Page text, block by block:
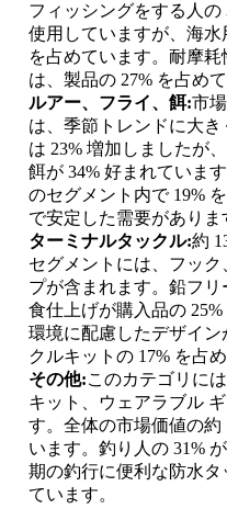
フィッシングをする人
使用していますが、海
を占めています。耐摩
は、製品の 27% を占めて
ルアー、フライ、餌:市
は、季節トレンドに大
は 23% 増加しましたが
餌が 34% 好まれていま
のセグメント内で 19%
で安定した需要がありま
ターミナルタックル:約
セグメントには、フッ
プが含まれます。鉛フ
食仕上げが購入品の
環境に配慮したデザイ
クルキットの 17% を占
その他:このカテゴリに
キット、ウェアラブル
す。全体の市場価値の約
います。釣り人の 31%
期の釣行に便利な防水タ
ています。